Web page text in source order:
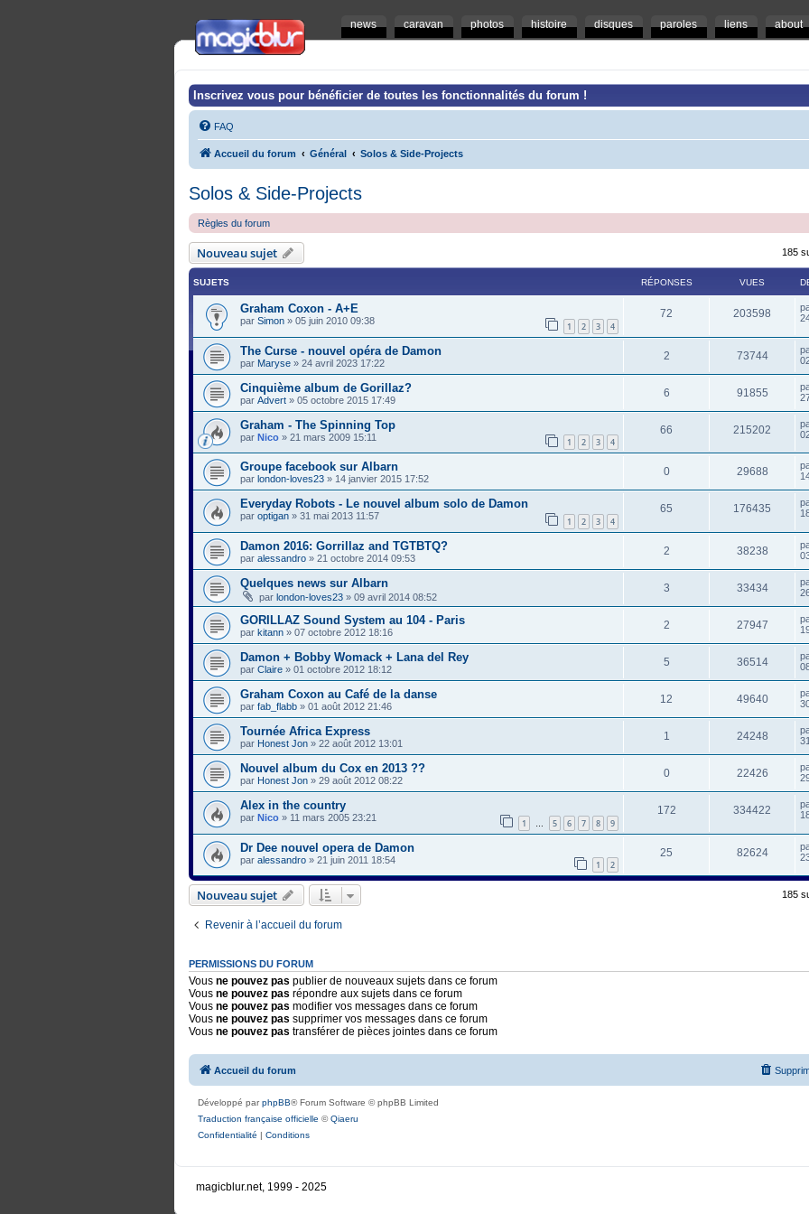
news caravan photos histoire disques paroles liens about
Inscrivez vous pour bénéficier de toutes les fonctionnalités du forum !
FAQ
Accueil du forum Général Solos & Side-Projects
Solos & Side-Projects
Règles du forum
Nouveau sujet 185
SUJETS RÉPONSES VUES
Graham Coxon - A+E
par Simon » 05 juin 2010 09:38 1 2 3 4
72 203598
The Curse - nouvel opéra de Damon
par Maryse » 24 avril 2023 17:22
2 73744
Cinquième album de Gorillaz?
par Advert » 05 octobre 2015 17:49
6 91855
Graham - The Spinning Top
par Nico » 21 mars 2009 15:11 1 2 3 4
66 215202
Groupe facebook sur Albarn
par london-loves23 » 14 janvier 2015 17:52
0 29688
Everyday Robots - Le nouvel album solo de Damon
par optigan » 31 mai 2013 11:57 1 2 3 4
65 176435
Damon 2016: Gorrillaz and TGTBTQ?
par alessandro » 21 octobre 2014 09:53
2 38238
Quelques news sur Albarn
par london-loves23 » 09 avril 2014 08:52
3 33434
GORILLAZ Sound System au 104 - Paris
par kitann » 07 octobre 2012 18:16
2 27947
Damon + Bobby Womack + Lana del Rey
par Claire » 01 octobre 2012 18:12
5 36514
Graham Coxon au Café de la danse
par fab_flabb » 01 août 2012 21:46
12 49640
Tournée Africa Express
par Honest Jon » 22 août 2012 13:01
1 24248
Nouvel album du Cox en 2013 ??
par Honest Jon » 29 août 2012 08:22
0 22426
Alex in the country
par Nico » 11 mars 2005 23:21 1 … 5 6 7 8 9
172 334422
Dr Dee nouvel opera de Damon
par alessandro » 21 juin 2011 18:54 1 2
25 82624
Nouveau sujet 185
Revenir à l’accueil du forum
PERMISSIONS DU FORUM
Vous ne pouvez pas publier de nouveaux sujets dans ce forum
Vous ne pouvez pas répondre aux sujets dans ce forum
Vous ne pouvez pas modifier vos messages dans ce forum
Vous ne pouvez pas supprimer vos messages dans ce forum
Vous ne pouvez pas transférer de pièces jointes dans ce forum
Accueil du forum
Développé parphpBB® Forum Software © phpBB Limited
Traduction française officielle ©Qiaeru
Confidentialité | Conditions
magicblur.net, 1999 - 2025